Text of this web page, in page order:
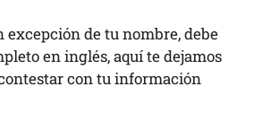
de tu nombre, debe
en inglés, aquí te dejamos
con tu información